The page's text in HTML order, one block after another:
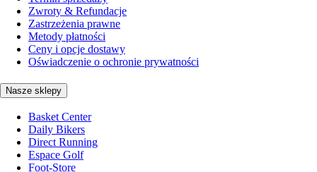
Zwroty & Refundacje
Zastrzeżenia prawne
Metody płatności
Ceny i opcje dostawy
Oświadczenie o ochronie prywatności
Nasze sklepy
Basket Center
Daily Bikers
Direct Running
Espace Golf
Foot-Store